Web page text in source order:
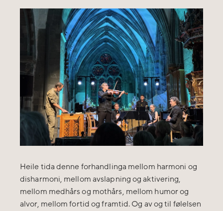
Heile tida denne forhandlinga mellom harmoni og
disharmoni, mellom avslapning og aktivering,
mellom medhårs og mothårs, mellom humor og
alvor, mellom fortid og framtid. Og av og til følelsen